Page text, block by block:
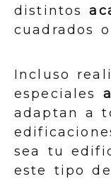
distintos
cuadrados
Incluso
especiales
adaptan a
sea tu
este tipo